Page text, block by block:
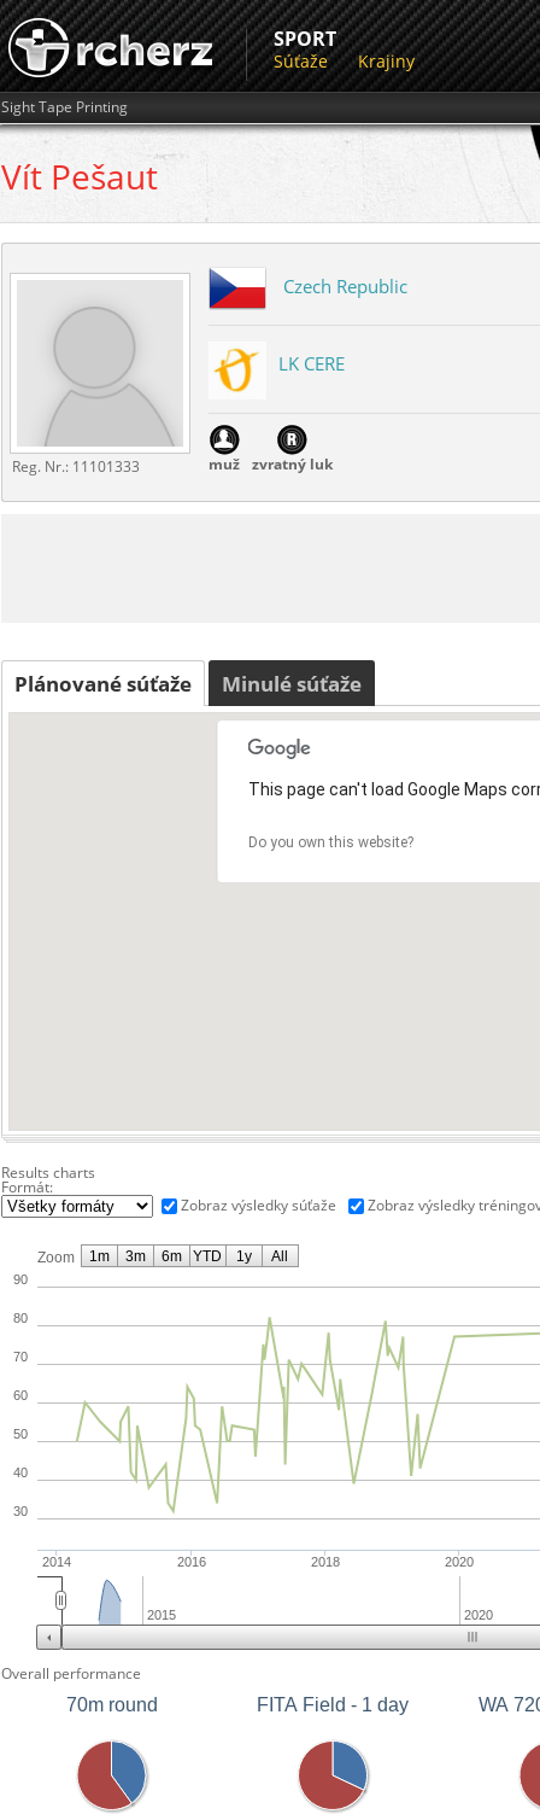
SPORT
Súťaže Krajiny
Sight Tape Printing
Vít Pešaut
Reg. Nr.: 11101333
Czech Republic
LK CERE
muž zvratný luk
Plánované súťaže Minulé súťaže
This page can't load Google Maps
Do you own this website?
Results charts
Formát:
Zobraz výsledky súťaže
Zobraz výsledky
Zoom
2014 2016 2018 2020
30
40
50
60
70
80
90
2015 2020
1m 3m 6m YTD 1y All
Overall performance
70m round
FITA Field - 1 day WA